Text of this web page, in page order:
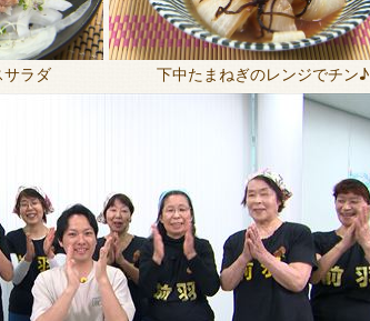
サラダ 下中たまねぎのレンジでチン♪